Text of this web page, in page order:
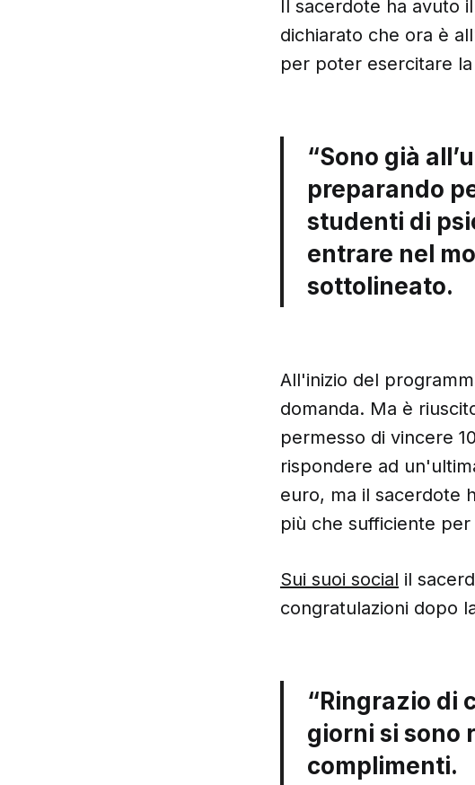
Il sacerdote ha avuto
dichiarato che ora è
per poter esercitare
“Sono già
preparando
studenti di
entrare nel
sottolineato.
All'inizio del
domanda. Ma è
permesso di vincere
rispondere ad
euro, ma il sacerdote
più che sufficiente
Sui suoi social il
congratulazioni dopo
“Ringrazio di
giorni si sono
complimenti.